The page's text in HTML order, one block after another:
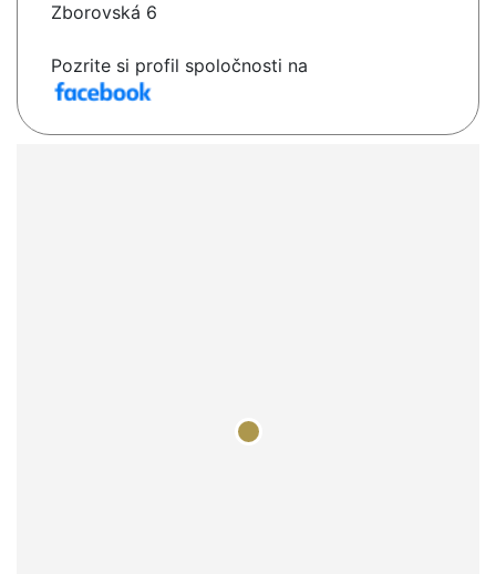
Zborovská 6
Pozrite si profil spoločnosti na